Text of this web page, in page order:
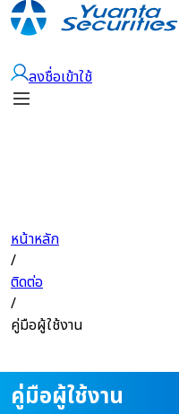
ลงชื่อเข้าใช้
หน้าหลัก
/
ติดต่อ
/
คู่มือผู้ใช้งาน
คู่มือผู้ใช้งาน